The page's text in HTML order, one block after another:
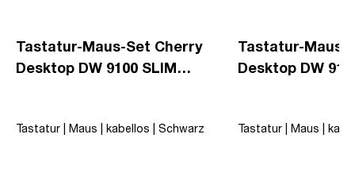
Tastatur-Maus-Set Cherry
Desktop DW 9100 SLIM
Tastatur | Maus | kabellos | Schwarz
Tastatur-Maus-
Desktop DW
Tastatur | Maus |